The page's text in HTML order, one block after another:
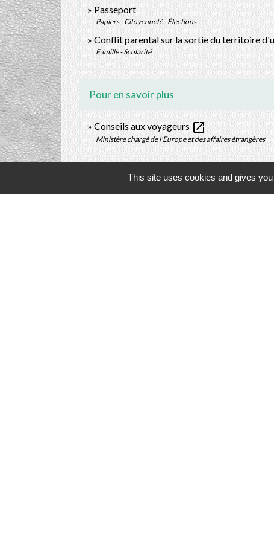
Passeport
Papiers - Citoyenneté - Élections
Conflit parental sur la sortie du territoire
Famille - Scolarité
Pour en savoir plus
Conseils aux voyageursopen_in_new
Ministère chargé de l'Europe et des affaires étrangères
This site uses cookies and gives